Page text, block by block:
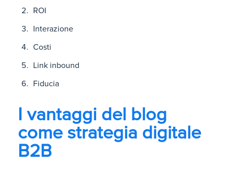
ROI
Interazione
Costi
Link inbound
Fiducia
I vantaggi del blog
come strategia digitale
B2B